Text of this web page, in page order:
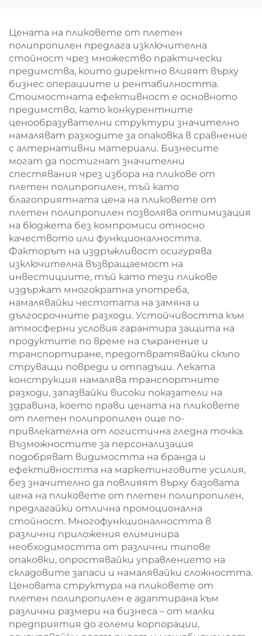
чанти за модна
търговия
забележителен
брандиран продукт
за B2B
Цената на пликовете от плетен
полипропилен предлага изключителна
стойност чрез множество практически
предимства, които директно влияят върху
бизнес операциите и рентабилността.
Стоимостната ефективност е основното
предимство, като конкурентните
ценообразувателни структури значително
намаляват разходите за опаковка в сравнение
с алтернативни материали. Бизнесите
могат да постигнат значителни
спестявания чрез избора на пликове от
плетен полипропилен, тъй като
благоприятната цена на пликовете от
плетен полипропилен позволява оптимизация
на бюджета без компромиси относно
качеството или функционалността.
Факторът на издръжливост осигурява
изключителна възвращаемост на
инвестициите, тъй като тези пликове
издържат многократна употреба,
намалявайки честотата на замяна и
дългосрочните разходи. Устойчивостта към
атмосферни условия гарантира защита на
продуктите по време на съхранение и
транспортиране, предотвратявайки скъпо
струващи повреди и отпадъци. Леката
конструкция намалява транспортните
разходи, запазвайки високи показатели на
здравина, което прави цената на пликовете
от плетен полипропилен още по-
привлекателна от логистична гледна точка.
Възможностите за персонализация
подобряват видимостта на бранда и
ефективността на маркетинговите усилия,
без значително да повлияят върху базовата
цена на пликовете от плетен полипропилен,
предлагайки отлична промоционална
стойност. Многофункционалността в
различни приложения елиминира
необходимостта от различни типове
опаковки, опростявайки управлението на
складовите запаси и намалявайки сложността.
Ценовата структура на пликовете от
плетен полипропилен е адаптирана към
различни размери на бизнеса – от малки
предприятия до големи корпорации,